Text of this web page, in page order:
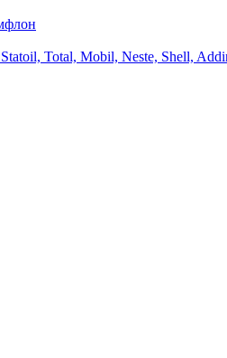
Total, Mobil, Neste, Shell,